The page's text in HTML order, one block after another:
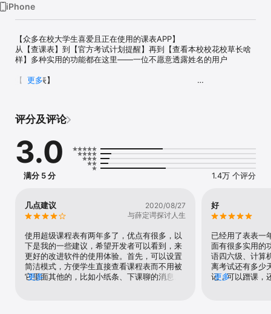
iPhone
【众多在校大学生喜爱且正在使用的课表APP】
从【查课表】到【官方考试计划提醒】再到【查看本校校花校草长啥
样】多种实用的功能都在这里——一位不愿意透露姓名的用户
【课程表】
哪上课？完全记不起来。一键导入课表能让你在手机里随时随地查看
表】和【周课表】你们大可先用用看……
【日程计划提醒】
自动同步各大官网考试时间的APP，我们的考试计划自动对接各大考
试官网，同步大学生关心的官方考试时间，很多专业资格考试学校并
前备考。
另外，举公司之力，程序大神们通过AI算法，在主页生成了专属你的
需要上多少节课，接下来会有几天假期，哪一天是全天没课还是可以
睡懒觉；这个板块希望不要被打脸，我们与其他软件的不同就是我们
尊重每一份骂声也尊重每一份建议，我们会努力去整改。
【小纸条下课聊】
更多
评分及评论
3.0
满分 5 分 1.4万 个评分
几点建议
2020/08/27
与薛定谔探讨人生
使用超级课程表有两年多了，优点有很多，以
下是我的一些建议，希望开发者可以看到，来
更好的改进软件的使用体验。首先，可以设置
简洁模式，方便学生直接查看课程表而不用被
它里面其他的，比如小纸条、下课聊的消息红
更多
好
已经用了表表一
面有很多实用的
语四六级、计算
离考试还有多少
记，可以蹭课，
更多